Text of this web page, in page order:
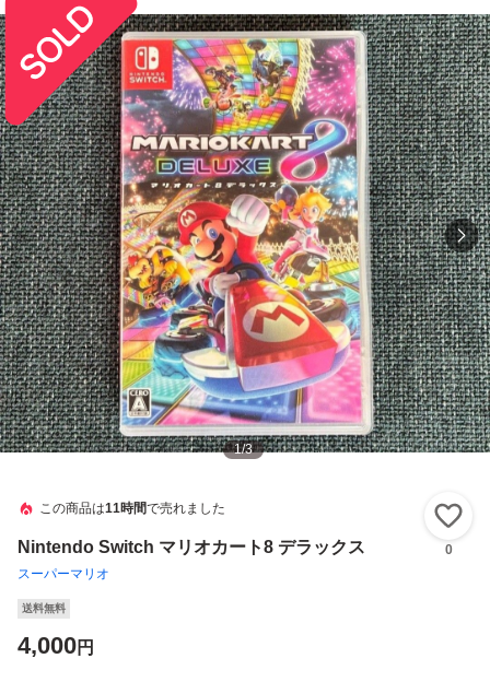
1/3
この商品は11時間で売れました
Nintendo Switch マリオカート8 デラックス
スーパーマリオ
0
送料無料
4,000円